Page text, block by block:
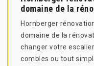
domaine de la
Hornberger
domaine de la
changer votre
combles ou tout